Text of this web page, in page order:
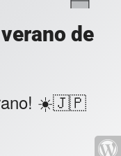
de
☀️🇯🇵